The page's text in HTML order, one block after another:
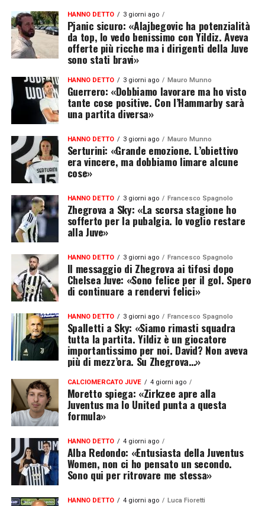
HANNO DETTO 3 giorni ago
Pjanic sicuro: «Alajbegovic ha potenzialità
da top, lo vedo benissimo con Yildiz. Aveva
offerte più ricche ma i dirigenti della Juve
sono stati bravi»
HANNO DETTO 3 giorni ago Mauro Munno
Guerrero: «Dobbiamo lavorare ma ho visto
tante cose positive. Con l’Hammarby sarà
una partita diversa»
HANNO DETTO 3 giorni ago Mauro Munno
Serturini: «Grande emozione. L’obiettivo
era vincere, ma dobbiamo limare alcune
cose»
HANNO DETTO 3 giorni ago Francesco Spagnolo
Zhegrova a Sky: «La scorsa stagione ho
sofferto per la pubalgia. Io voglio restare
alla Juve»
HANNO DETTO 3 giorni ago Francesco Spagnolo
Il messaggio di Zhegrova ai tifosi dopo
Chelsea Juve: «Sono felice per il gol. Spero
di continuare a rendervi felici»
HANNO DETTO 3 giorni ago Francesco Spagnolo
Spalletti a Sky: «Siamo rimasti squadra
tutta la partita. Yildiz è un giocatore
importantissimo per noi. David? Non aveva
più di mezz’ora. Su Zhegrova…»
CALCIOMERCATO JUVE 4 giorni ago
Moretto spiega: «Zirkzee apre alla
Juventus ma lo United punta a questa
formula»
HANNO DETTO 4 giorni ago
Alba Redondo: «Entusiasta della Juventus
Women, non ci ho pensato un secondo.
Sono qui per ritrovare me stessa»
HANNO DETTO 4 giorni ago Luca Fioretti